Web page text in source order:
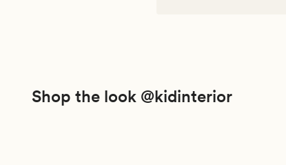
Shop the look @kidinterior